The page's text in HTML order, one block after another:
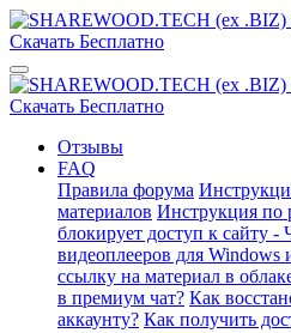
Отзывы
FAQ
Правила форума
материалов Инструкция по
блокирует доступ к сайту -
видеоплееров для Windows
ссылку на материал в
в премиум чат? Как
аккаунту? Как получить